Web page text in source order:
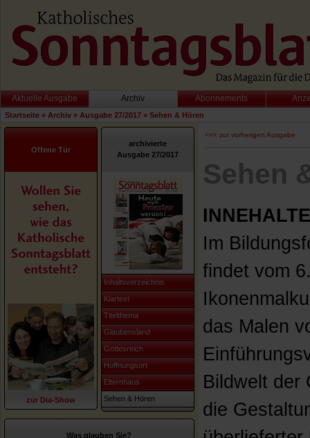
Aktuelle Ausgabe Archiv Abonnements
Startseite » Archiv » Ausgabe 27/2017 » Sehen & Hören
Offene Tür
zur Dia-Show
archivierte
Ausgabe 27/2017
Inhaltsverzeichnis
Klartext
Titelthema
Glaubensland
Gottesreich
Hoffnungsort
Elternhaus
Sehen & Hören
Was glauben Sie?
<<< zur vorherigen Ausgabe
Sehen
Im
findet vom
das Malen
Bildwelt der
die